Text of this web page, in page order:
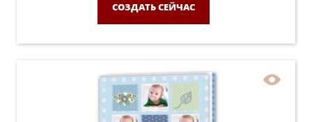
СОЗДАТЬ СЕЙЧАС